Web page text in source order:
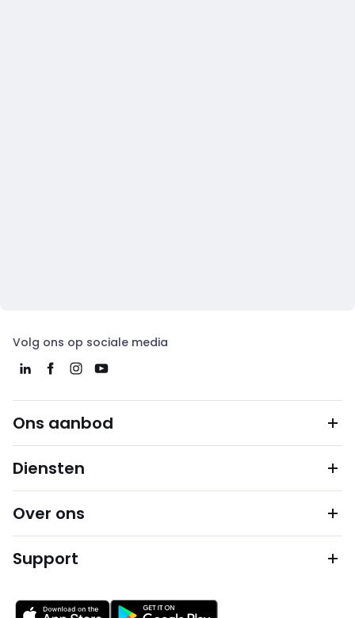
Volg ons op sociale media
Ons aanbod
Diensten
Over ons
Support